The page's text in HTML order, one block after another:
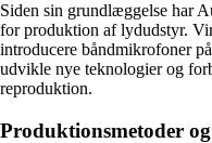
Siden sin grundlæggelse har
for produktion af lydudstyr.
introducere båndmikrofoner
udvikle nye teknologier og
reproduktion.
Produktionsmetoder